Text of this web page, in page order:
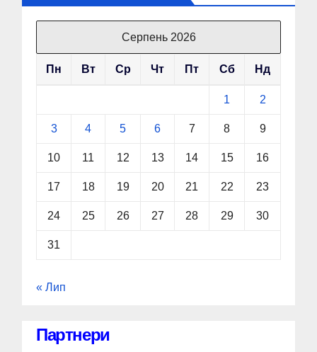
Серпень 2026
Пн Вт Ср Чт Пт Сб Нд
1 2
3 4 5 6 7 8 9
10 11 12 13 14 15 16
17 18 19 20 21 22 23
24 25 26 27 28 29 30
31
« Лип
Партнери